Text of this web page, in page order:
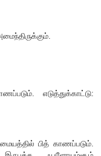
(2)சைபனோஸ்டீல்
ஹேப்ளோஸ்டீல்,